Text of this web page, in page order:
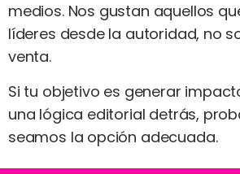
medios. Nos gustan aquellos
líderes desde la autoridad, no
venta.
Si tu objetivo es generar
una lógica editorial detrás,
seamos la opción adecuada.